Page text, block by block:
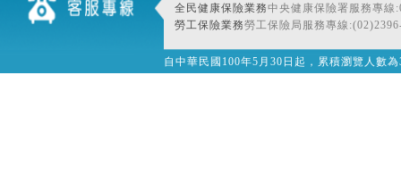
全民健康保險業務中央健康保險署服務專線
勞工保險業務勞工保險局服務專線
自中華民國100年5月30日起，累積瀏覽人數